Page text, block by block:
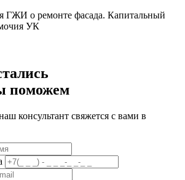
ГЖИ о ремонте фасада. Капитальный
УК
поможем
консультант свяжется с вами в